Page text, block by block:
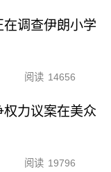
调查伊朗小学
阅读 14656
权力议案在美众
阅读 19796